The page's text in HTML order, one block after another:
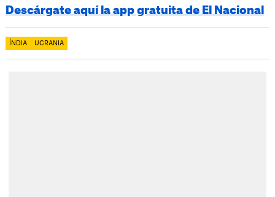
Descárgate aquí la app gratuita de El Nacional
ÍNDIA UCRANIA